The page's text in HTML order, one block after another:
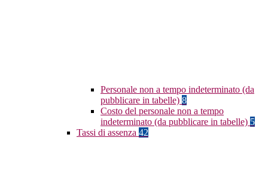
Personale non a tempo indeterminato (da
pubblicare in tabelle) 8
Costo del personale non a tempo
indeterminato (da pubblicare in tabelle) 5
Tassi di assenza 42